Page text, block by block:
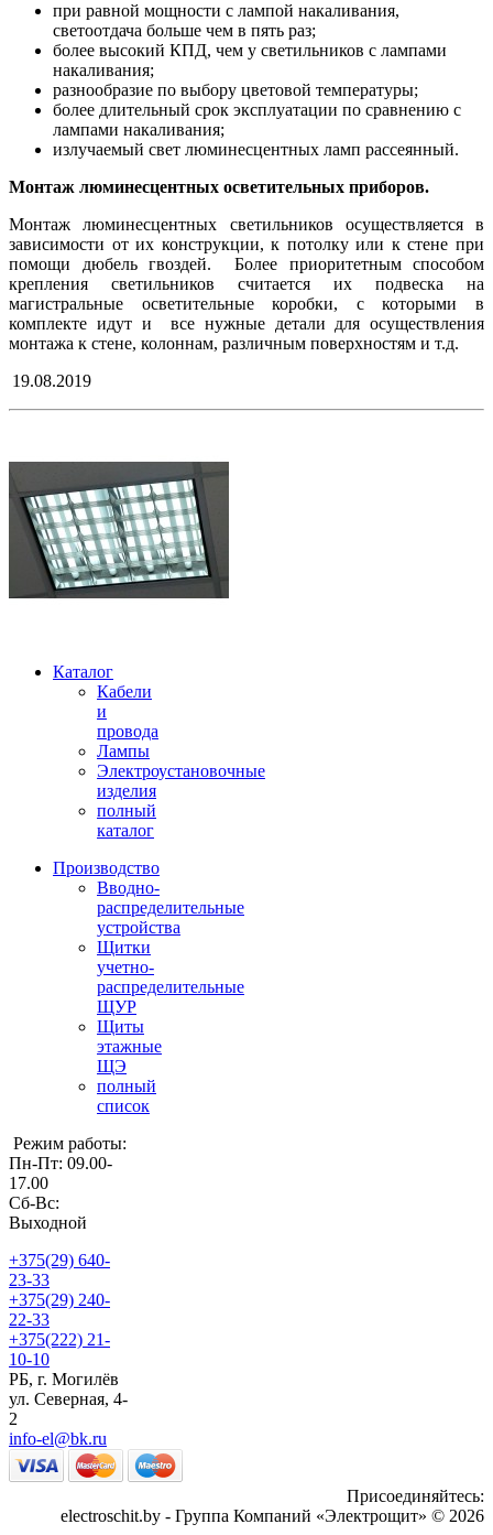
при равной мощности с лампой накаливания,
светоотдача больше чем в пять раз;
более высокий КПД, чем у светильников с лампами
накаливания;
разнообразие по выбору цветовой температуры;
более длительный срок эксплуатации по сравнению с
лампами накаливания;
излучаемый свет люминесцентных ламп рассеянный.
Монтаж люминесцентных осветительных приборов.
Монтаж люминесцентных светильников осуществляется в
зависимости от их конструкции, к потолку или к стене при
помощи дюбель гвоздей. Более приоритетным способом
крепления светильников считается их подвеска на
магистральные осветительные коробки, с которыми в
комплекте идут и все нужные детали для осуществления
монтажа к стене, колоннам, различным поверхностям и т.д.
19.08.2019
Каталог
Кабели
и
провода
Лампы
Электроустановочные
изделия
полный
каталог
Производство
Вводно-
распределительные
устройства
Щитки
учетно-
распределительные
ЩУР
Щиты
этажные
ЩЭ
полный
список
Режим работы:
Пн-Пт: 09.00-
17.00
Сб-Вс:
Выходной
+375(29) 640-
23-33
+375(29) 240-
22-33
+375(222) 21-
10-10
РБ, г. Могилёв
ул. Северная, 4-
2
info-el@bk.ru
Присоединяйтесь:
electroschit.by - Группа Компаний «Электрощит» © 2026